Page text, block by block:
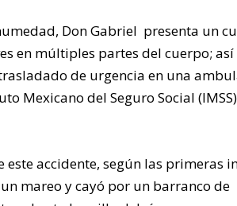
A
MUNICIP
ESTÁN
Don Gabriel presenta un
en múltiples partes del cuerpo;
de urgencia en una
Mexicano del Seguro Social
este accidente, según las primeras
mareo y cayó por un barranco de